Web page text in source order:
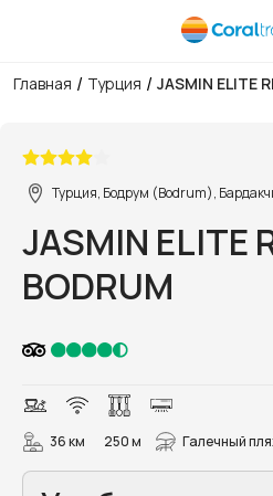
Главная / Турция / JASMIN ELITE
Турция, Бодрум (Bodrum),
JASMIN ELITE
BODRUM
36 км 250 м Галечный